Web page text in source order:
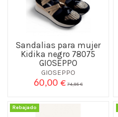
Sandalias para mujer
Kidika negro 78075
GIOSEPPO
GIOSEPPO
60,00 € 74,95 €
Rebajado